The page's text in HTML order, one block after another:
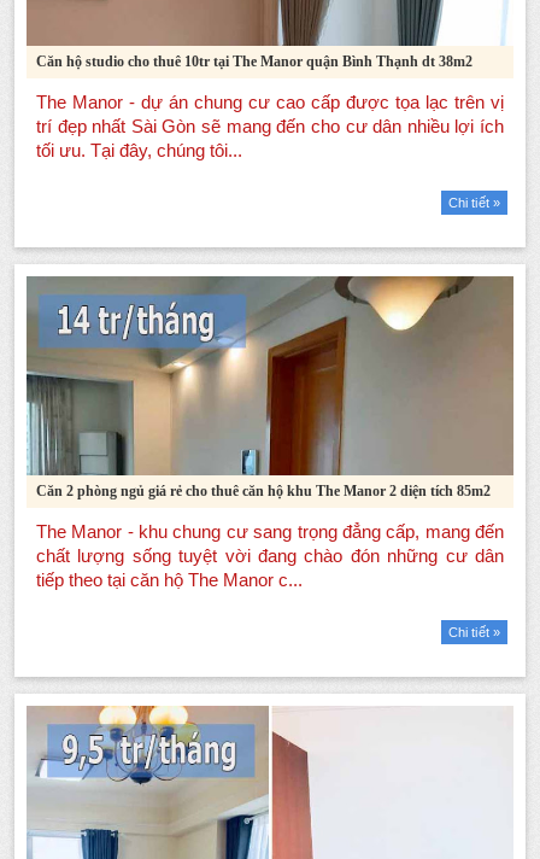
Căn hộ studio cho thuê 10tr tại The Manor quận Bình Thạnh dt 38m2
Chi tiết »
Căn 2 phòng ngủ giá rẻ cho thuê căn hộ khu The Manor 2 diện tích 85m2
Chi tiết »